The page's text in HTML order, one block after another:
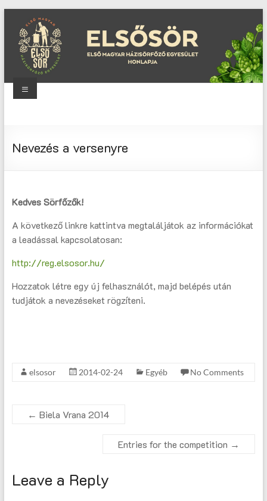
content
Magyar
Menu
Nevezés a versenyre
Kedves Sörfőzők!
A következő linkre kattintva megtaláljátok az információkat
a leadással kapcsolatosan:
http://reg.elsosor.hu/
Hozzatok létre egy új felhasználót, majd belépés után
tudjátok a nevezéseket rögzíteni.
elsosor 2014-02-24 Egyéb No Comments
← Biela Vrana 2014
Entries for the competition →
Leave a Reply